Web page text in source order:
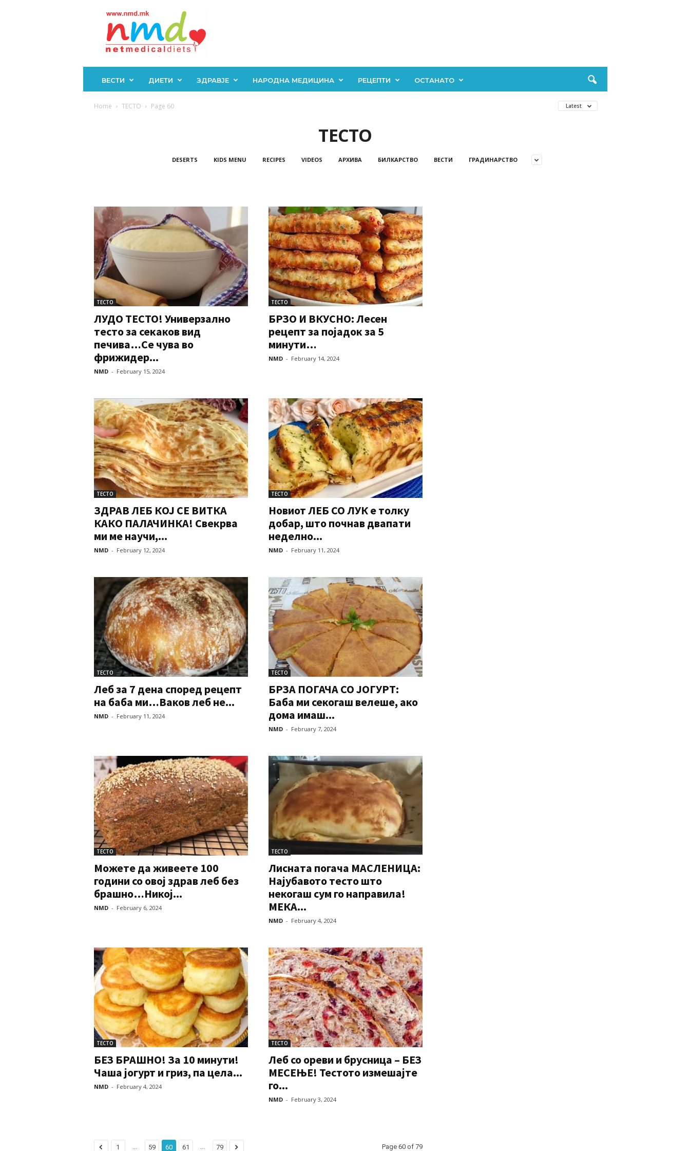
ВЕСТИ ДИЕТИ ЗДРАВЈЕ НАРОДНА МЕДИЦИНА РЕЦЕПТИ ОСТАНАТО
Home ТЕСТО Page 60 Latest
ТЕСТО
DESERTS KIDS MENU RECIPES VIDEOS АРХИВА БИЛКАРСТВО ВЕСТИ ГРАДИНАРСТВО
ТЕСТО
ЛУДО ТЕСТО! Универзално
тесто за секаков вид
печива…Се чува во
фрижидер...
NMD - February 15, 2024
ТЕСТО
БРЗО И ВКУСНО: Лесен
рецепт за појадок за 5
минути…
NMD - February 14, 2024
ТЕСТО
ЗДРАВ ЛЕБ КОЈ СЕ ВИТКА
КАКО ПАЛАЧИНКА! Свекрва
ми ме научи,...
NMD - February 12, 2024
ТЕСТО
Новиот ЛЕБ СО ЛУК е толку
добар, што почнав двапати
неделно...
NMD - February 11, 2024
ТЕСТО
Леб за 7 дена според рецепт
на баба ми…Ваков леб не...
NMD - February 11, 2024
ТЕСТО
БРЗА ПОГАЧА СО ЈОГУРТ:
Баба ми секогаш велеше, ако
дома имаш...
NMD - February 7, 2024
ТЕСТО
Можете да живеете 100
години со овој здрав леб без
брашно…Никој...
NMD - February 6, 2024
ТЕСТО
Лисната погача МАСЛЕНИЦА:
Најубавото тесто што
некогаш сум го направила!
МЕКА...
NMD - February 4, 2024
ТЕСТО
БЕЗ БРАШНО! За 10 минути!
Чаша јогурт и гриз, па цела...
NMD - February 4, 2024
ТЕСТО
Леб со ореви и брусница – БЕЗ
МЕСЕЊЕ! Тестото измешајте
го...
NMD - February 3, 2024
1 ... 59 60 61 ... 79 Page 60 of 79